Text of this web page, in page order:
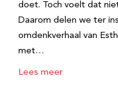
doet. Toch voelt dat
Daarom delen we ter
omdenkverhaal van
met…
Lees meer